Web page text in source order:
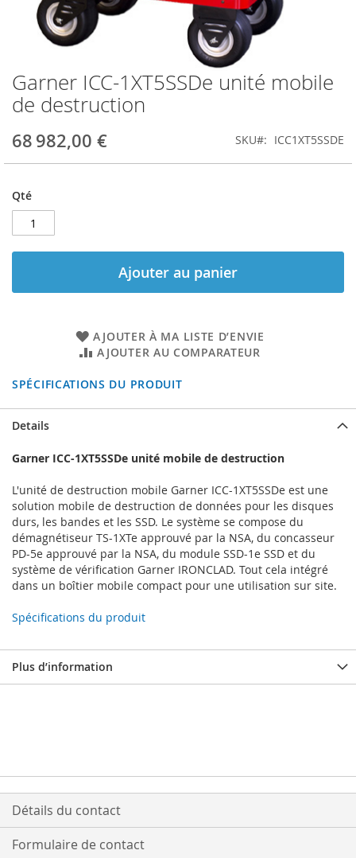
Garner ICC-1XT5SSDe unité mobile
de destruction
68 982,00 € SKU ICC1XT5SSDE
Qté
Ajouter au panier
AJOUTER À MA LISTE D’ENVIE
AJOUTER AU COMPARATEUR
SPÉCIFICATIONS DU PRODUIT
Skip
to
the
of
gallery
Details
Garner ICC-1XT5SSDe unité mobile de destruction
L'unité de destruction mobile Garner ICC-1XT5SSDe est une
solution mobile de destruction de données pour les disques
durs, les bandes et les SSD. Le système se compose du
démagnétiseur TS-1XTe approuvé par la NSA, du concasseur
PD-5e approuvé par la NSA, du module SSD-1e SSD et du
système de vérification Garner IRONCLAD. Tout cela intégré
dans un boîtier mobile compact pour une utilisation sur site.
Spécifications du produit
Plus d’information
Détails du contact
Formulaire de contact